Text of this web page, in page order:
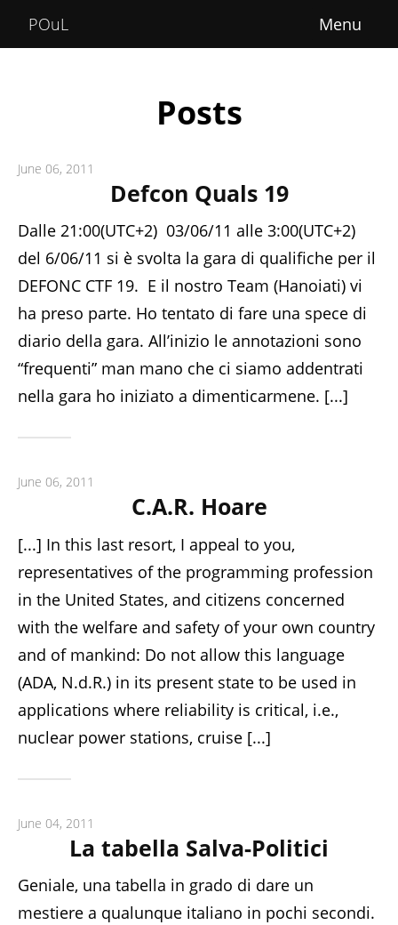
POuL
Home
Posts
Posts
June 06, 2011
Defcon Quals 19
Dalle 21:00(UTC+2) 03/06/11 alle 3:00(UTC+2)
del 6/06/11 si è svolta la gara di qualifiche per il
DEFONC CTF 19. E il nostro Team (Hanoiati) vi
ha preso parte. Ho tentato di fare una spece di
diario della gara. All’inizio le annotazioni sono
“frequenti” man mano che ci siamo addentrati
nella gara ho iniziato a dimenticarmene. [...]
June 06, 2011
C.A.R. Hoare
[...] In this last resort, I appeal to you,
representatives of the programming profession
in the United States, and citizens concerned
with the welfare and safety of your own country
and of mankind: Do not allow this language
(ADA, N.d.R.) in its present state to be used in
applications where reliability is critical, i.e.,
nuclear power stations, cruise [...]
June 04, 2011
La tabella Salva-Politici
Geniale, una tabella in grado di dare un
mestiere a qualunque italiano in pochi secondi.